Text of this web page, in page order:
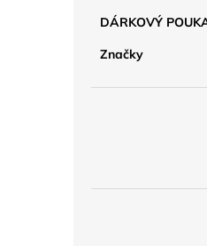
DÁRKOVÝ
Značky